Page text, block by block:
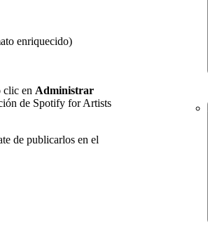
enriquecido)
clic en Administrar
de Spotify for Artists
de publicarlos en el